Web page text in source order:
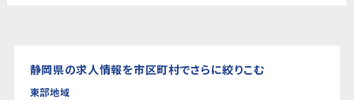
静岡県の求人情報を市区町村でさらに絞りこむ
東部地域